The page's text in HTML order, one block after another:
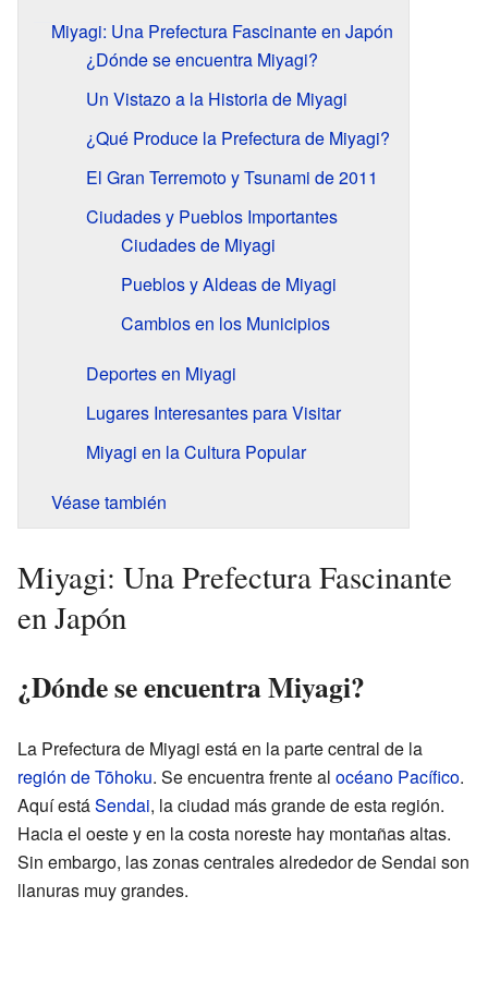
Miyagi: Una Prefectura Fascinante en Japón
¿Dónde se encuentra Miyagi?
Un Vistazo a la Historia de Miyagi
¿Qué Produce la Prefectura de Miyagi?
El Gran Terremoto y Tsunami de 2011
Ciudades y Pueblos Importantes
Ciudades de Miyagi
Pueblos y Aldeas de Miyagi
Cambios en los Municipios
Deportes en Miyagi
Lugares Interesantes para Visitar
Miyagi en la Cultura Popular
Véase también
Miyagi: Una Prefectura Fascinante
en Japón
¿Dónde se encuentra Miyagi?
La Prefectura de Miyagi está en la parte central de la
región de Tōhoku. Se encuentra frente al océano Pacífico.
Aquí estáSendai, la ciudad más grande de esta región.
Hacia el oeste y en la costa noreste hay montañas altas.
Sin embargo, las zonas centrales alrededor de Sendai son
llanuras muy grandes.